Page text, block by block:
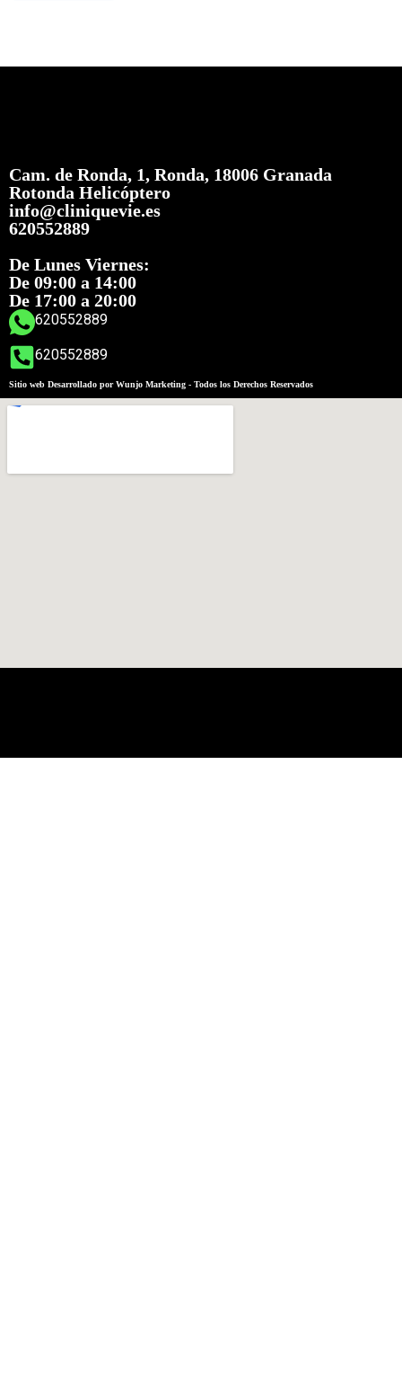
Cam. de Ronda, 1, Ronda, 18006 Granada
Rotonda Helicóptero
info@cliniquevie.es
620552889
De Lunes Viernes:
De 09:00 a 14:00
De 17:00 a 20:00
620552889
620552889
Sitio web Desarrollado por Wunjo Marketing - Todos los Derechos Reservados